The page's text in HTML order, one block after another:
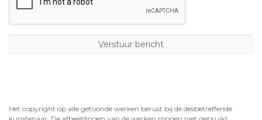
Het copyright op alle getoonde werken berust bij de desbetreffende